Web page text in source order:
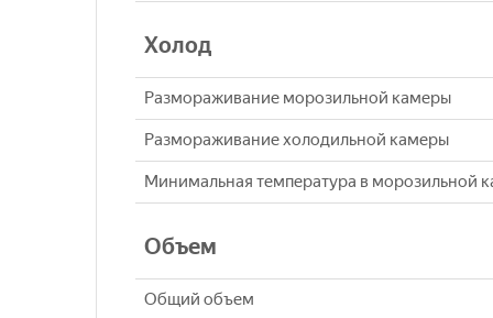
Холод
Размораживание морозильной камеры
Размораживание холодильной камеры
Минимальная температура в морозильной
Объем
Общий объем